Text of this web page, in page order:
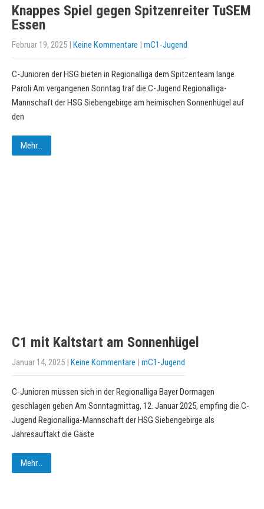
Knappes Spiel gegen Spitzenreiter TuSEM
Essen
Februar 19, 2025 | Keine Kommentare | mC1-Jugend
C-Junioren der HSG bieten in Regionalliga dem Spitzenteam lange
Paroli Am vergangenen Sonntag traf die C-Jugend Regionalliga-
Mannschaft der HSG Siebengebirge am heimischen Sonnenhügel auf
den
Mehr...
C1 mit Kaltstart am Sonnenhügel
Januar 14, 2025 | Keine Kommentare | mC1-Jugend
C-Junioren müssen sich in der Regionalliga Bayer Dormagen
geschlagen geben Am Sonntagmittag, 12. Januar 2025, empfing die C-
Jugend Regionalliga-Mannschaft der HSG Siebengebirge als
Jahresauftakt die Gäste
Mehr...